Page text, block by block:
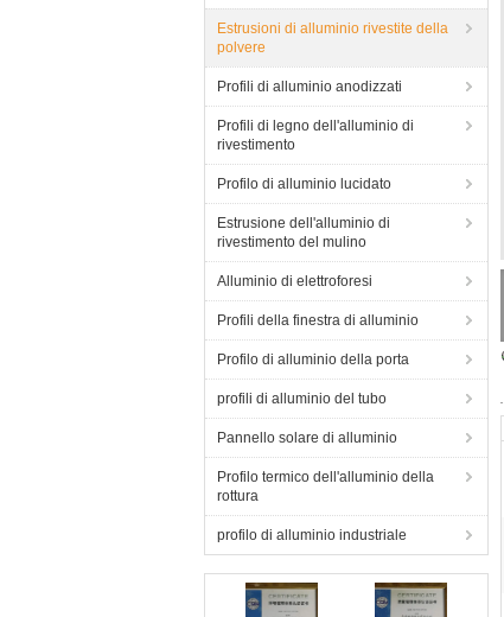
Estrusioni di alluminio rivestite della
polvere
Profili di alluminio anodizzati
Profili di legno dell'alluminio di
rivestimento
Profilo di alluminio lucidato
Estrusione dell'alluminio di
rivestimento del mulino
Alluminio di elettroforesi
Profili della finestra di alluminio
Profilo di alluminio della porta
profili di alluminio del tubo
Pannello solare di alluminio
Profilo termico dell'alluminio della
rottura
profilo di alluminio industriale